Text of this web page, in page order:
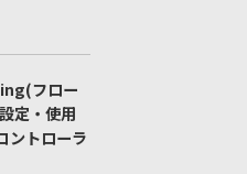
フロー
定・使用
ントローラ